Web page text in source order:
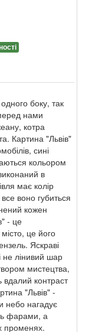
боку, так
нами
котра
Картина "Львів"
сині
кольором
в
має колір
воно губиться
кожен
- це
це його
Яскраві
не лінивий шар
мистецтва,
вдалий контраст
"Львів" -
небо нагадує
фарами, а
променях.